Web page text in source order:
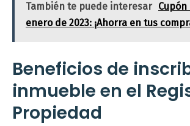
También te puede interesar Cupón
enero de 2023: ¡Ahorra en tus
Beneficios de
inmueble en el
Propiedad